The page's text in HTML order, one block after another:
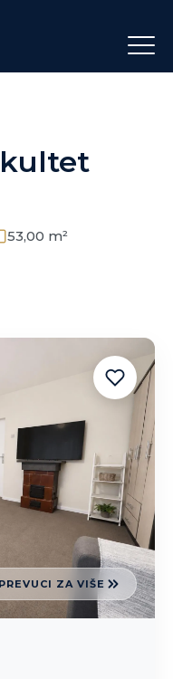
53,00 m²
PREVUCI ZA VIŠE